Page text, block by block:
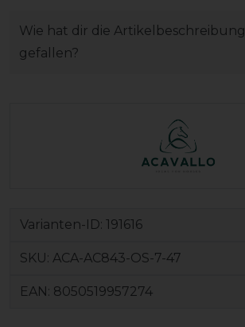
Wie hat dir die Artikelbeschreibung
gefallen?
Varianten-ID: 191616
SKU: ACA-AC843-OS-7-47
EAN: 8050519957274